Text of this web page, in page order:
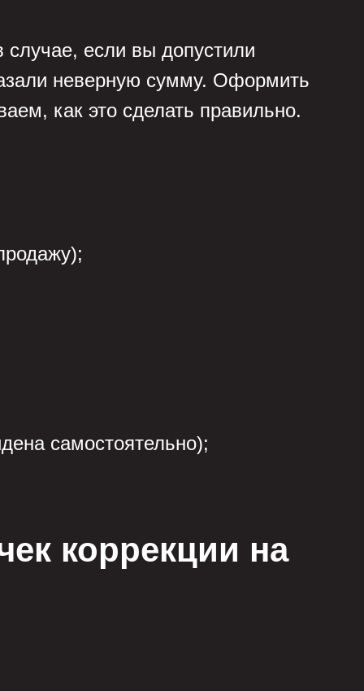
если вы допустили
неверную сумму. Оформить
как это сделать правильно.
самостоятельно);
коррекции на